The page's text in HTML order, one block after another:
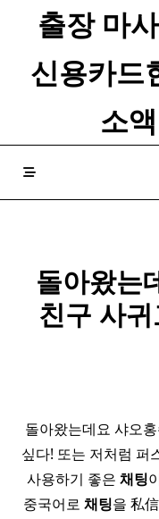
출장 마
신용카드
소
돌아왔는
친구 사
돌아왔는데요 샤오
싶다! 또는 저처럼 퍼
사용하기 좋은 채팅
중국어로 채팅을 私